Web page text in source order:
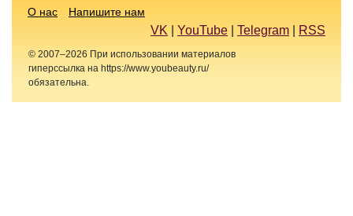
О нас Напишите нам
VK YouTube Telegram RSS
© 2007–2026 При использовании материалов
гиперссылка на https://www.youbeauty.ru/
обязательна.